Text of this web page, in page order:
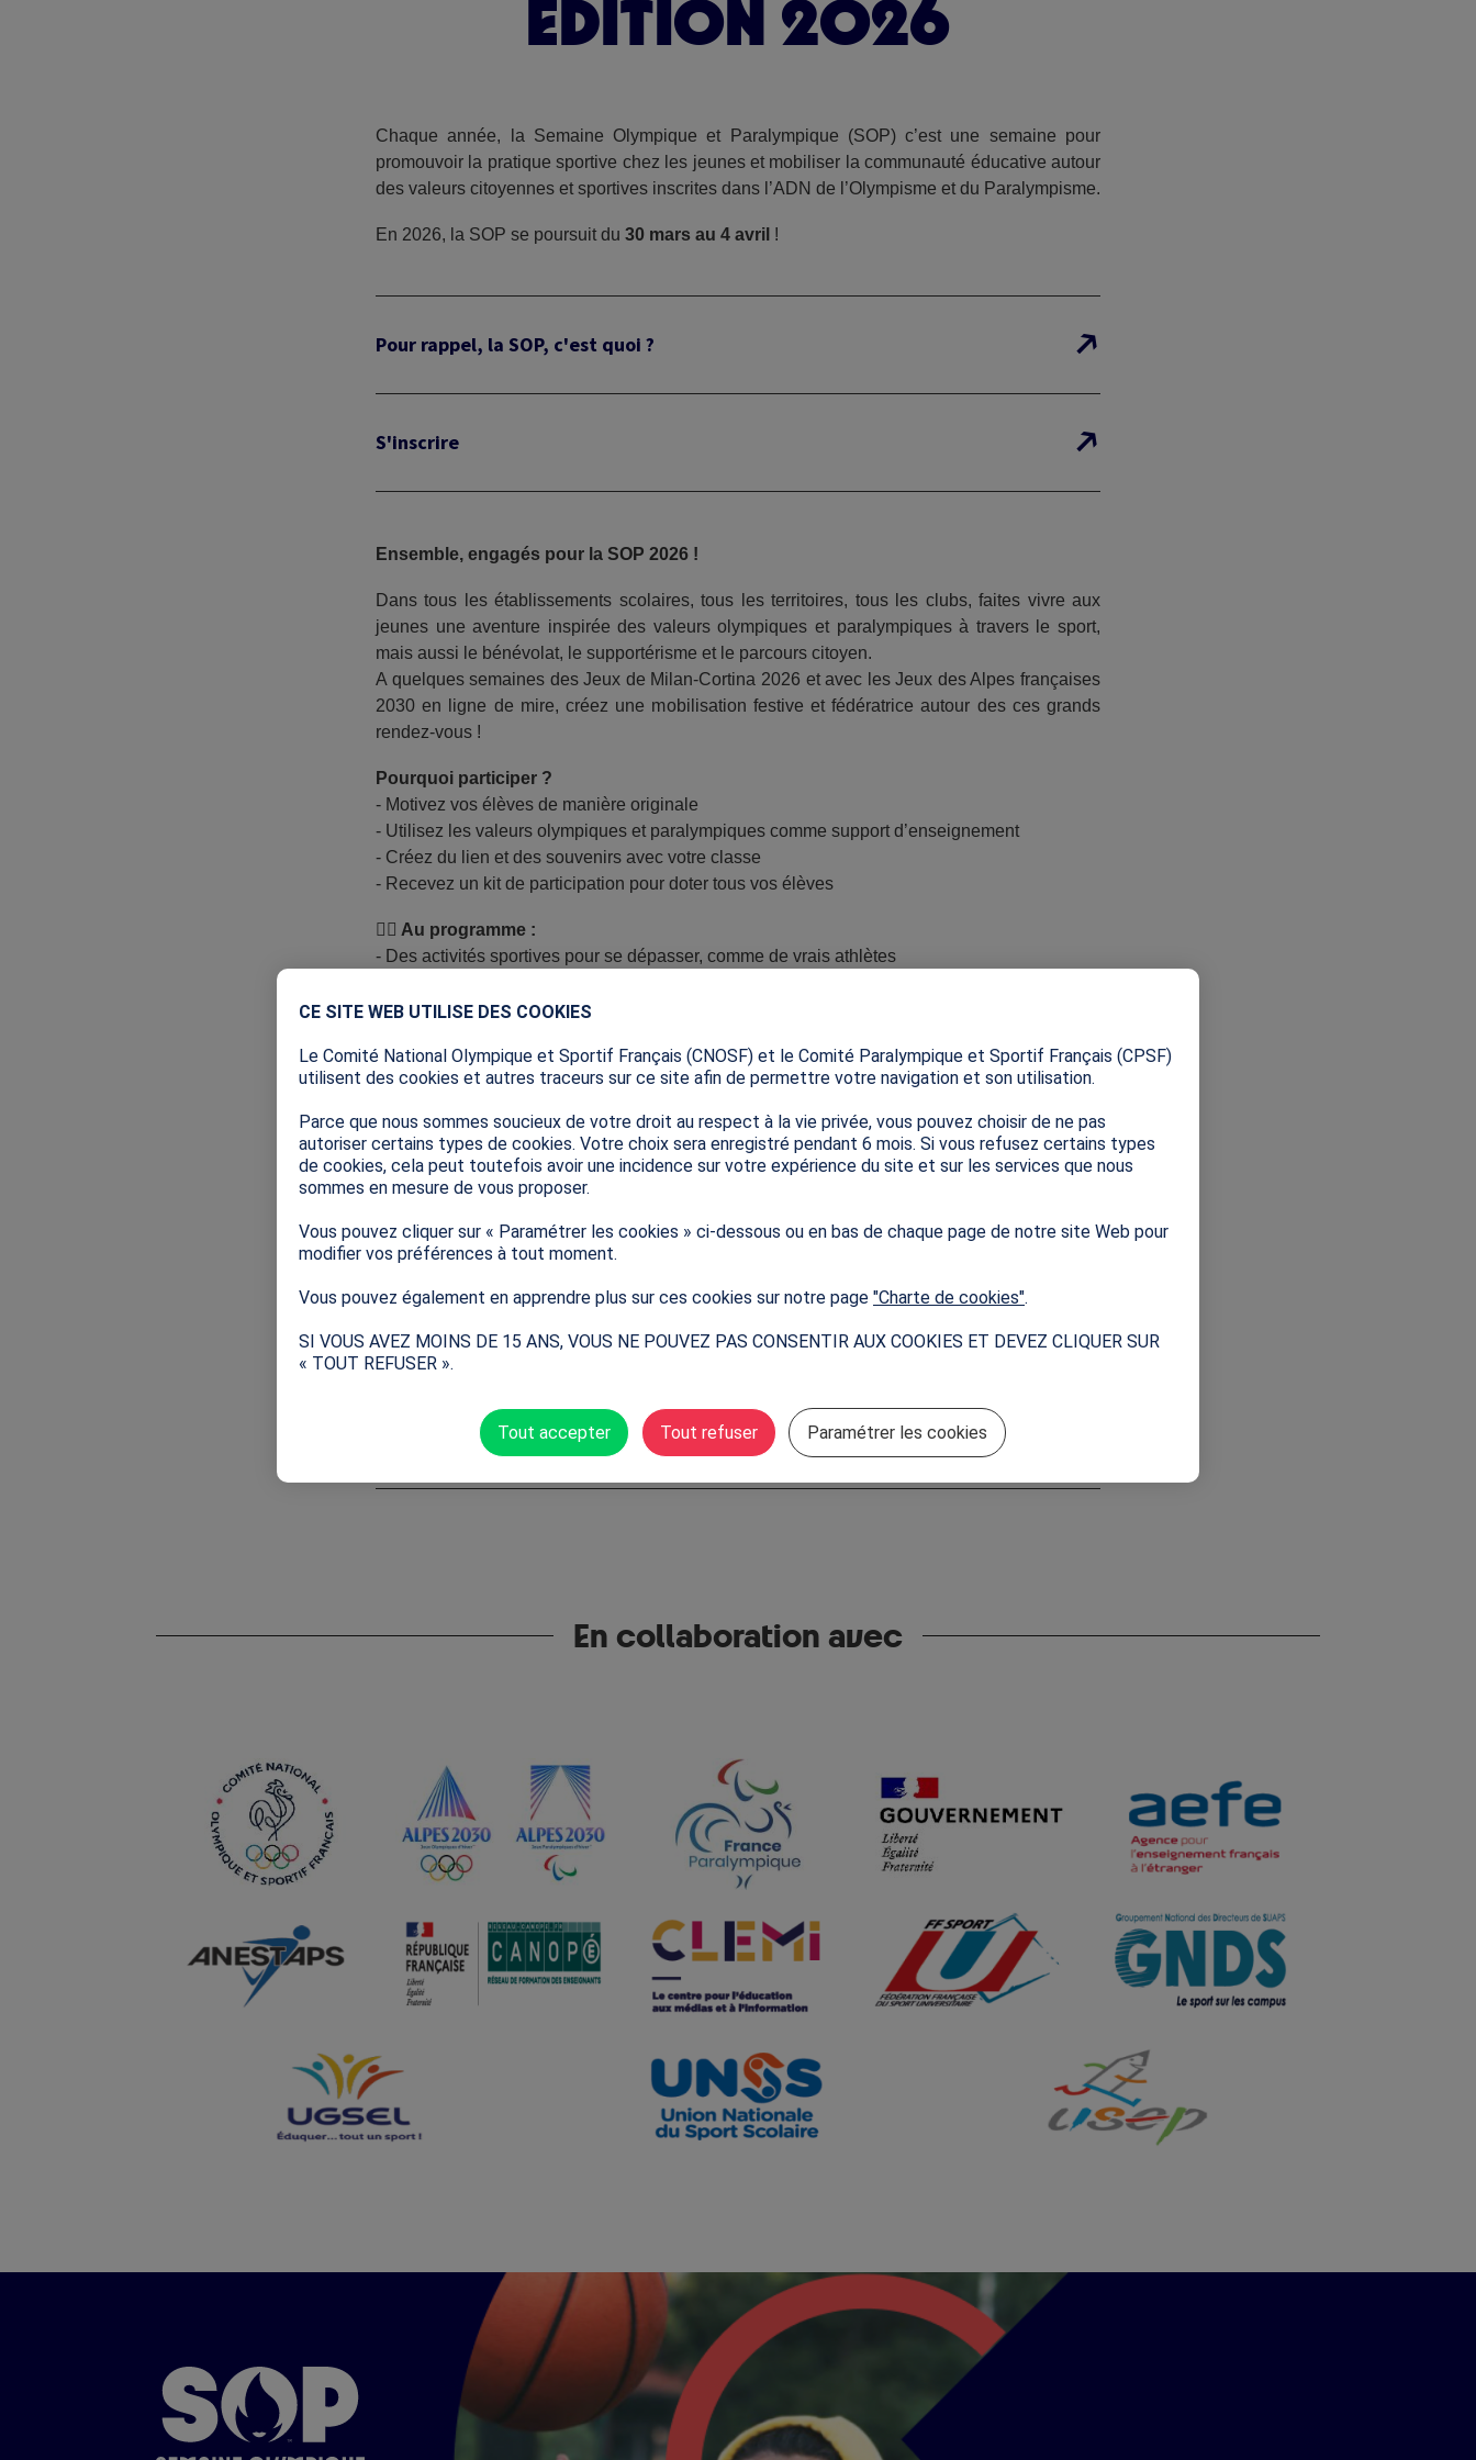
EDITION 2026
Chaque année, la Semaine Olympique et Paralympique (SOP) c’est une semaine pour
promouvoir la pratique sportive chez les jeunes et mobiliser la communauté éducative autour
des valeurs citoyennes et sportives inscrites dans l’ADN de l’Olympisme et du Paralympisme.
En 2026, la SOP se poursuit du 30 mars au 4 avril !
Pour rappel, la SOP, c'est quoi ?
S'inscrire
Ensemble, engagés pour la SOP 2026 !
Dans tous les établissements scolaires, tous les territoires, tous les clubs, faites vivre aux
jeunes une aventure inspirée des valeurs olympiques et paralympiques à travers le sport,
mais aussi le bénévolat, le supportérisme et le parcours citoyen.
A quelques semaines des Jeux de Milan-Cortina 2026 et avec les Jeux des Alpes françaises
2030 en ligne de mire, créez une mobilisation festive et fédératrice autour des ces grands
rendez-vous !
Pourquoi participer ?
- Motivez vos élèves de manière originale
- Utilisez les valeurs olympiques et paralympiques comme support d’enseignement
- Créez du lien et des souvenirs avec votre classe
- Recevez un kit de participation pour doter tous vos élèves
🏃‍♂️ Au programme :
- Des activités sportives pour se dépasser, comme de vrais athlètes
- Un challenge collectif pour renforcer l’esprit d’équipe
Plus d’informations et de ressources à venir…
Déposer mon projet
Retrouvez votre projet et tous ceux inscrits à la SOP 2026 sur la carte interactive dédiée
!
Les projets 2026
En collaboration avec
Image
CE SITE WEB UTILISE DES COOKIES
Le Comité National Olympique et Sportif Français (CNOSF) et le Comité Paralympique et Sportif Français (CPSF)
utilisent des cookies et autres traceurs sur ce site afin de permettre votre navigation et son utilisation.
Parce que nous sommes soucieux de votre droit au respect à la vie privée, vous pouvez choisir de ne pas
autoriser certains types de cookies. Votre choix sera enregistré pendant 6 mois. Si vous refusez certains types
de cookies, cela peut toutefois avoir une incidence sur votre expérience du site et sur les services que nous
sommes en mesure de vous proposer.
Vous pouvez cliquer sur « Paramétrer les cookies » ci-dessous ou en bas de chaque page de notre site Web pour
modifier vos préférences à tout moment.
Vous pouvez également en apprendre plus sur ces cookies sur notre page "Charte de cookies".
SI VOUS AVEZ MOINS DE 15 ANS, VOUS NE POUVEZ PAS CONSENTIR AUX COOKIES ET DEVEZ CLIQUER SUR
« TOUT REFUSER ».
Tout accepter Tout refuser Paramétrer les cookies